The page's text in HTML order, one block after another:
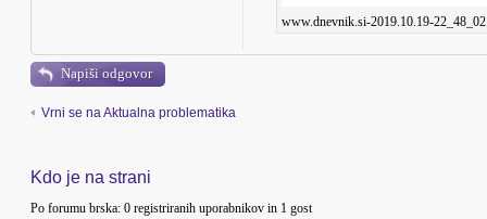
www.dnevnik.si-2019.10.19-
Napiši odgovor
Vrni se na Aktualna problematika
Kdo je na strani
Po forumu brska: 0 registriranih uporabnikov in 1 gost